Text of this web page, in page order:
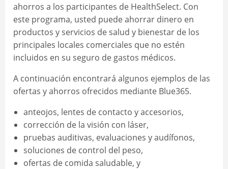
ahorros a los participantes de HealthSelect. Con
este programa, usted puede ahorrar dinero en
productos y servicios de salud y bienestar de los
principales locales comerciales que no estén
incluidos en su seguro de gastos médicos.
A continuación encontrará algunos ejemplos de las
ofertas y ahorros ofrecidos mediante Blue365.
anteojos, lentes de contacto y accesorios,
corrección de la visión con láser,
pruebas auditivas, evaluaciones y audífonos,
soluciones de control del peso,
ofertas de comida saludable, y